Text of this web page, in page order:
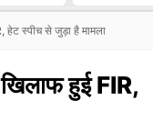
स्पीच से जुड़ा है मामला
हुई FIR,